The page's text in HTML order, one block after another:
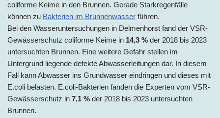
coliforme Keime in den Brunnen. Gerade Starkregenfälle
können zu Bakterien im Brunnenwasser führen.
Bei den Wasseruntersuchungen in Delmenhorst fand der VSR-
Gewässerschutz coliforme Keime in 14,3 % der 2018 bis 2023
untersuchten Brunnen. Eine weitere Gefahr stellen im
Untergrund liegende defekte Abwasserleitungen dar. In diesem
Fall kann Abwasser ins Grundwasser eindringen und dieses mit
E.coli belasten. E.coli-Bakterien fanden die Experten vom VSR-
Gewässerschutz in 7,1 % der 2018 bis 2023 untersuchten
Brunnen.